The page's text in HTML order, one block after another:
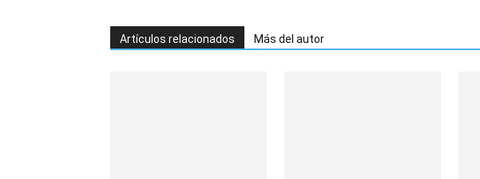
Artículos relacionados Más del autor